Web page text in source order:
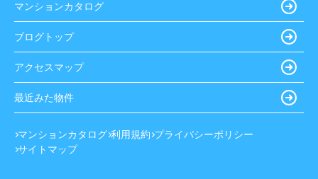
マンションカタログ
ブログトップ
アクセスマップ
最近みた物件
マンションカタログ 利用規約 プライバシーポリシー
サイトマップ